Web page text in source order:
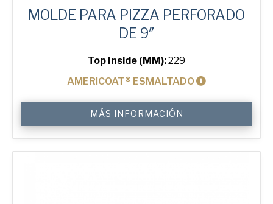
MOLDE PARA PIZZA PERFORADO
DE 9″
Top Inside (MM):229
AMERICOAT® ESMALTADO
Pizza
Tray
cantidad
MÁS INFORMACIÓN